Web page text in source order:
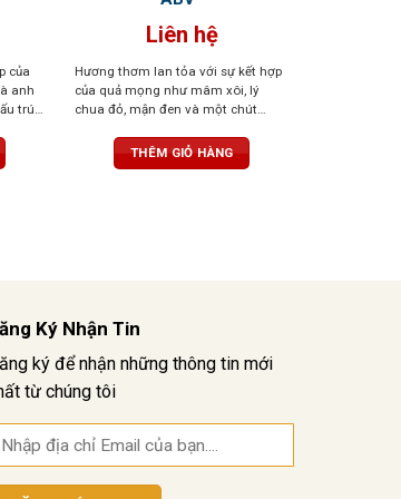
của
anh
trúc
Liên hệ
Hương thơm lan tỏa với sự kết hợp
của quả mọng như mâm xôi, lý
chua đỏ, mận đen và một chút
nhẹ. Mượt mà, tròn trịa với tannin
mềm mại, hậu vị kéo dài tinh tế
THÊM GIỎ HÀNG
Ký Nhận Tin
ký để nhận những thông tin mới
từ chúng tôi